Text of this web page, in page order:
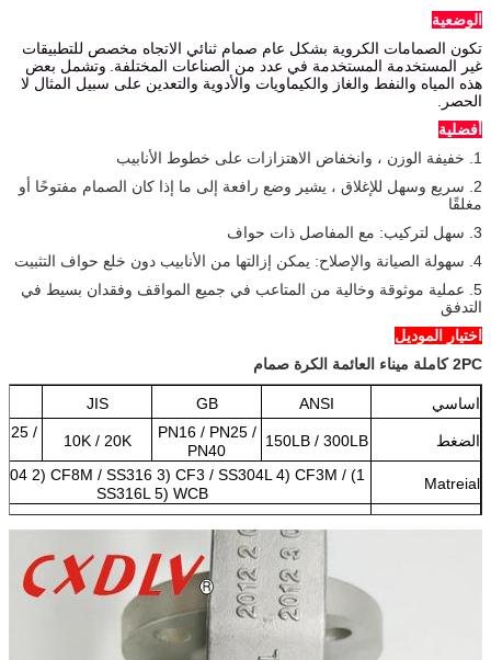
الوضعية
تكون الصمامات الكروية بشكل عام صمام ثنائي الاتجاه مخصص للتطبيقات
غير المستخدمة المستخدمة في عدد من الصناعات المختلفة. وتشمل بعض
هذه المياه والنفط والغاز والكيماويات والأدوية والتعدين على سبيل المثال لا
الحصر.
أفضلية
1. خفيفة الوزن ، وانخفاض الاهتزازات على خطوط الأنابيب
2. سريع وسهل للإغلاق ، يشير وضع رافعة إلى ما إذا كان الصمام مفتوحًا أو
مغلقًا
3. سهل لتركيب: مع المفاصل ذات حواف
4. سهولة الصيانة والإصلاح: يمكن إزالتها من الأنابيب دون خلع حواف التثبيت
5. عملية موثوقة وخالية من المتاعب في جميع المواقف وفقدان بسيط في
التدفق
اختيار الموديل
2PC كاملة ميناء العائمة الكرة صمام
اساسي ANSI
GB
JIS
الضغط 150LB / 300LB
PN16 / PN25 /
PN40
10K / 20K
/
Matreial
2) CF8M / SS316 3) CF3 / SS304L 4) CF3M /
SS316L 5) WCB